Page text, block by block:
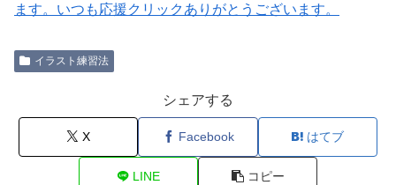
ます。いつも応援クリックありがとうございます。
イラスト練習法
シェアする
X Facebook はてブ
LINE コピー